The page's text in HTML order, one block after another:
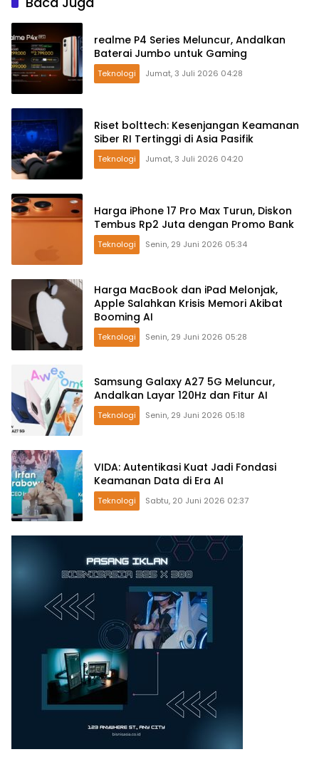
realme P4 Series Meluncur, Andalkan
Baterai Jumbo untuk Gaming
Teknologi Jumat, 3 Juli 2026 04:28
Riset bolttech: Kesenjangan Keamanan
Siber RI Tertinggi di Asia Pasifik
Teknologi Jumat, 3 Juli 2026 04:20
Harga iPhone 17 Pro Max Turun, Diskon
Tembus Rp2 Juta dengan Promo Bank
Teknologi Senin, 29 Juni 2026 05:34
Harga MacBook dan iPad Melonjak,
Apple Salahkan Krisis Memori Akibat
Booming AI
Teknologi Senin, 29 Juni 2026 05:28
Samsung Galaxy A27 5G Meluncur,
Andalkan Layar 120Hz dan Fitur AI
Teknologi Senin, 29 Juni 2026 05:18
VIDA: Autentikasi Kuat Jadi Fondasi
Keamanan Data di Era AI
Teknologi Sabtu, 20 Juni 2026 02:37